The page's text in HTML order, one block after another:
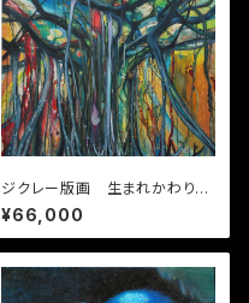
ジクレー版画 生まれかわりの
森
¥66,000